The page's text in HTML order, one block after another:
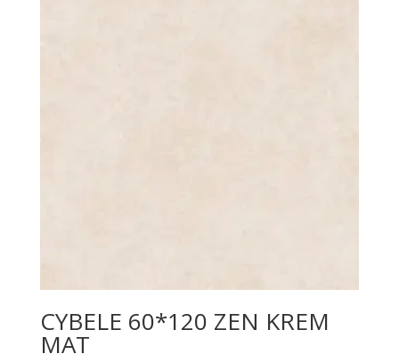
CYBELE 60*120 ZEN KREM
MAT